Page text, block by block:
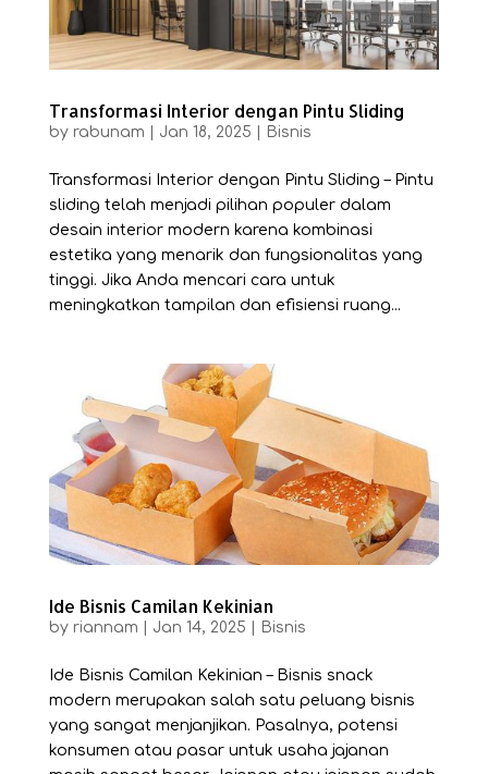
Transformasi Interior dengan Pintu Sliding
by rabunam Jan 18, 2025 Bisnis
Transformasi Interior dengan Pintu Sliding – Pintu
sliding telah menjadi pilihan populer dalam
desain interior modern karena kombinasi
estetika yang menarik dan fungsionalitas yang
tinggi. Jika Anda mencari cara untuk
meningkatkan tampilan dan efisiensi ruang...
Ide Bisnis Camilan Kekinian
by riannam Jan 14, 2025 Bisnis
Ide Bisnis Camilan Kekinian – Bisnis snack
modern merupakan salah satu peluang bisnis
yang sangat menjanjikan. Pasalnya, potensi
konsumen atau pasar untuk usaha jajanan